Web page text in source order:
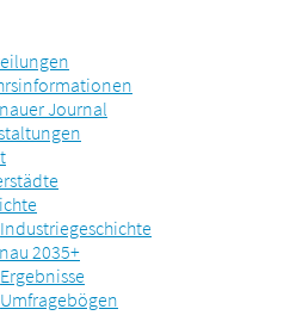
Journal
Industriegeschichte
2035+
Ergebnisse
Umfragebögen